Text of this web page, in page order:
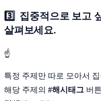
3️⃣ 집중적으로 보고
살펴보세요.
☝
특정 주제만 따로 모아서
해당 주제의 #해시태그 버